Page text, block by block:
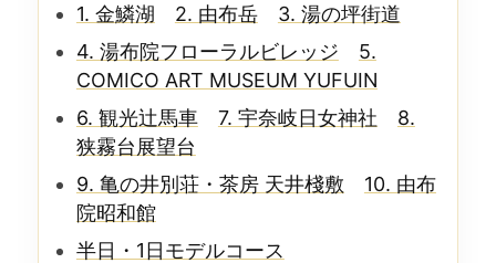
1. 金鱗湖
2. 由布岳
3. 湯の坪街道
4. 湯布院フローラルビレッジ
5.
COMICO ART MUSEUM YUFUIN
6. 観光辻馬車
7. 宇奈岐日女神社
8.
狭霧台展望台
9. 亀の井別荘・茶房 天井棧敷
10. 由布
院昭和館
半日・1日モデルコース